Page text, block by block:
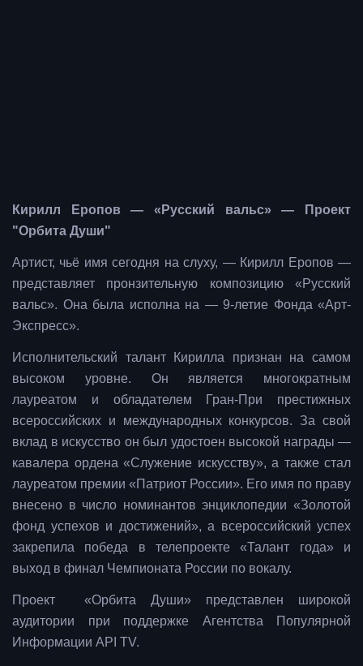
Кирилл Еропов — «Русский вальс» — Проект
"Орбита Души"
Артист, чьё имя сегодня на слуху, — Кирилл Еропов —
представляет пронзительную композицию «Русский
вальс». Она была исполна на — 9-летие Фонда «Арт-
Экспресс».
Исполнительский талант Кирилла признан на самом
высоком уровне. Он является многократным
лауреатом и обладателем Гран-При престижных
всероссийских и международных конкурсов. За свой
вклад в искусство он был удостоен высокой награды —
кавалера ордена «Служение искусству», а также стал
лауреатом премии «Патриот России». Его имя по праву
внесено в число номинантов энциклопедии «Золотой
фонд успехов и достижений», а всероссийский успех
закрепила победа в телепроекте «Талант года» и
выход в финал Чемпионата России по вокалу.
Проект «Орбита Души» представлен широкой
аудитории при поддержке Агентства Популярной
Информации API TV.